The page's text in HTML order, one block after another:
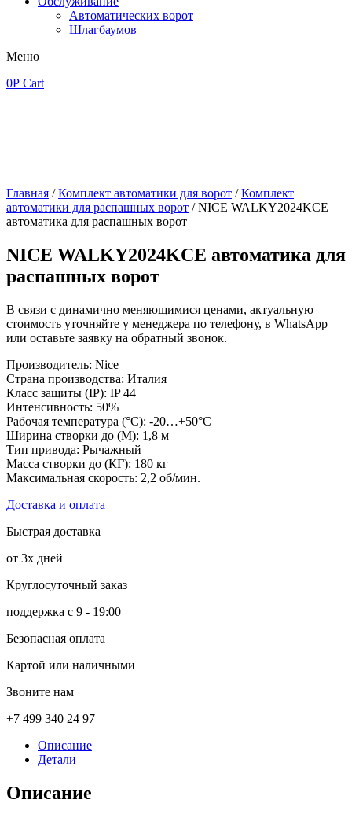
Автоматических ворот
Шлагбаумов
Меню
0Р Cart
Главная /Комплект автоматики для ворот /Комплект
автоматики для распашных ворот / NICE WALKY2024KCE
автоматика для распашных ворот
NICE WALKY2024KCE автоматика для
распашных ворот
В связи с динамично меняющимися ценами, актуальную
стоимость уточняйте у менеджера по телефону, в WhatsApp
или оставьте заявку на обратный звонок.
Производитель: Nice
Страна производства: Италия
Класс защиты (IP): IP 44
Интенсивность: 50%
Рабочая температура (°C): -20…+50°C
Ширина створки до (М): 1,8 м
Тип привода: Рычажный
Масса створки до (КГ): 180 кг
Максимальная скорость: 2,2 об/мин.
Доставка и оплата
Быстрая доставка
от 3х дней
Круглосуточный заказ
поддержка с 9 - 19:00
Безопасная оплата
Картой или наличными
Звоните нам
+7 499 340 24 97
Описание
Детали
Описание